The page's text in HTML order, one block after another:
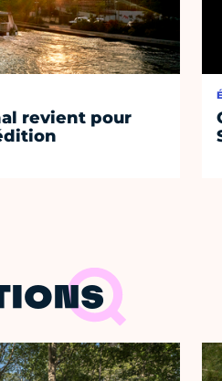
revient pour